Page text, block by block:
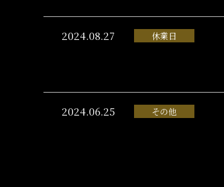
2024.08.27 休業日
2024.06.25 その他